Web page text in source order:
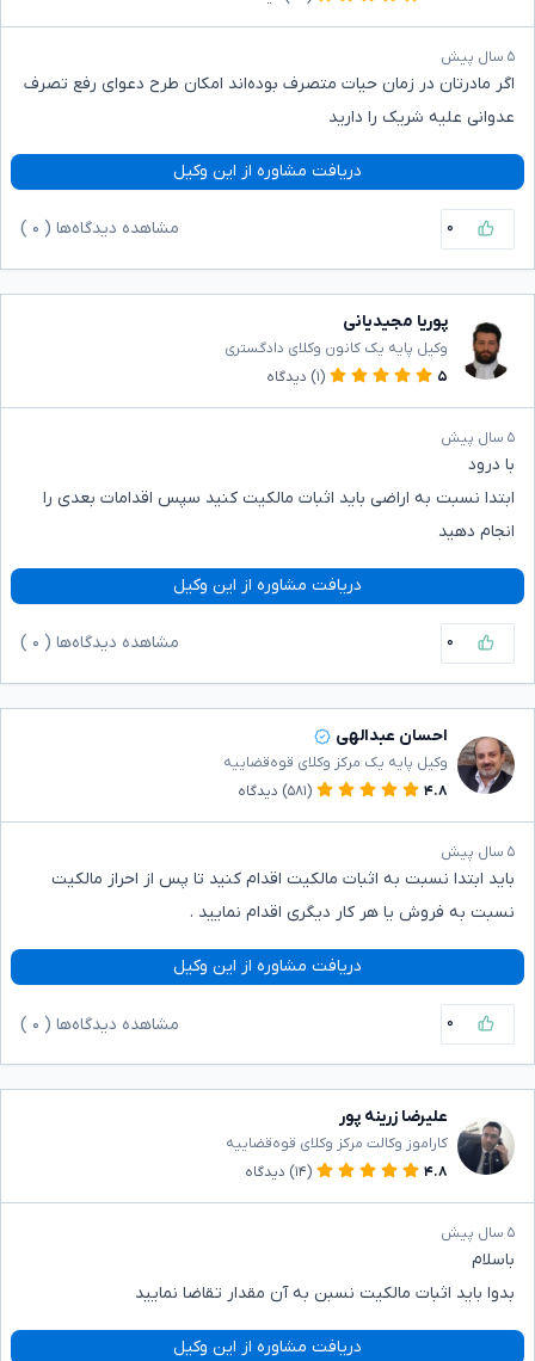
۵ سال پیش
اگر مادرتان در زمان حیات متصرف بوده‌اند امکان طرح دعوای رفع تصرف
عدوانی علیه شریک را دارید
دریافت مشاوره از این وکیل
۰ مشاهده دیدگاه‌ها ( ۰
پوریا مجیدیانی
وکیل پایه یک کانون وکلای دادگستری
۵
(۱) دیدگاه
۵ سال پیش
با درود
ابتدا نسبت به اراضی باید اثبات مالکیت کنید سپس اقدامات بعدی را
انجام دهید
دریافت مشاوره از این وکیل
۰ مشاهده دیدگاه‌ها ( ۰
احسان عبدالهی
وکیل پایه یک مرکز وکلای قوه‌قضاییه
۴.۸
(۵۸۱) دیدگاه
۵ سال پیش
باید ابتدا نسبت به اثبات مالکیت اقدام کنید تا پس از احراز مالکیت
نسبت به فروش یا هر کار دیگری اقدام نمایید .
دریافت مشاوره از این وکیل
۰ مشاهده دیدگاه‌ها ( ۰
علیرضا زرینه پور
کاراموز وکالت مرکز وکلای قوه‌قضاییه
۴.۸
(۱۴) دیدگاه
۵ سال پیش
باسلام
بدوا باید اثبات مالکیت نسبن به آن مقدار تقاضا نمایید
دریافت مشاوره از این وکیل